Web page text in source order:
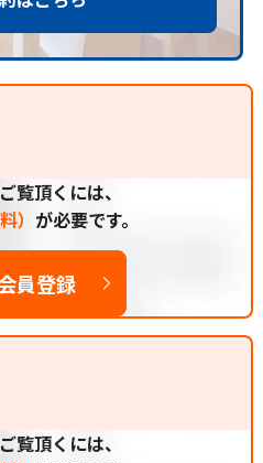
覧頂くには、
） が必要です。
員登録
覧頂くには、